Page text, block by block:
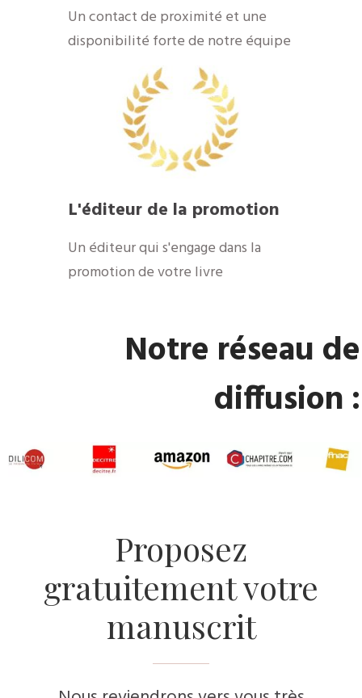
Un contact de proximité et une
disponibilité forte de notre équipe
L'éditeur de la promotion
Un éditeur qui s'engage dans la
promotion de votre livre
Notre réseau de
diffusion :
Proposez
gratuitement votre
manuscrit